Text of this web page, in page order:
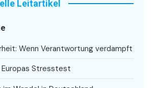
Leitartikel
Wenn Verantwortung verdampft
Europas Stresstest